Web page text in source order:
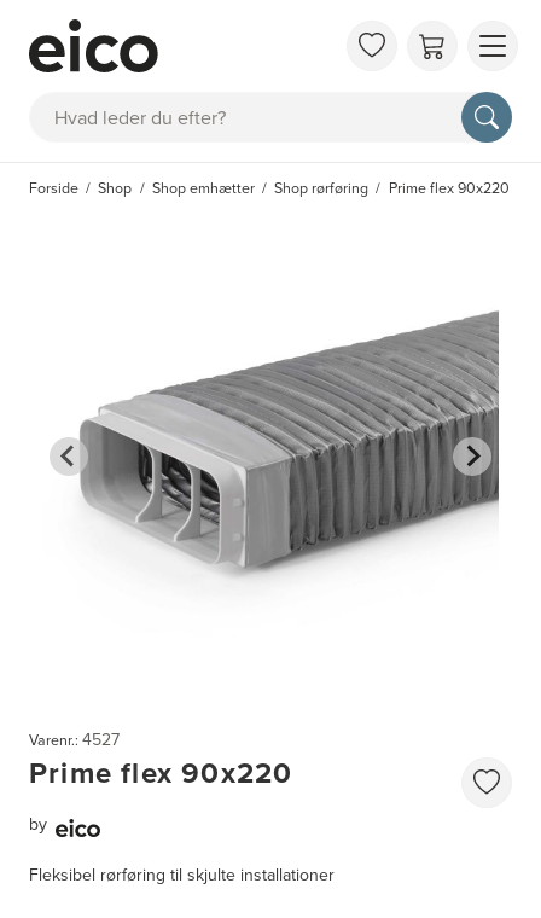
Søg
OM
FAQ
Forside Shop Shop emhætter Shop rørføring Prime flex 90x220
Varenr.: 4527
Prime flex 90x220
by
Fleksibel rørføring til skjulte installationer